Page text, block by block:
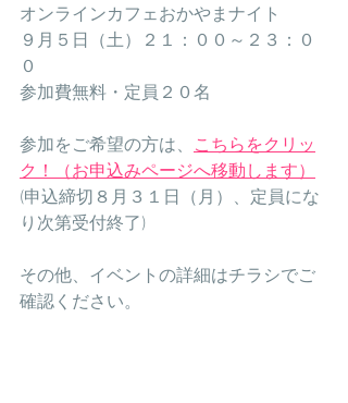
オンラインカフェおかやまナイト
９月５日（土）２１：００～２３：０
０
参加費無料・定員２０名
参加をご希望の方は、 こちらをクリッ
ク！（お申込みページへ移動します）
(申込締切８月３１日（月）、定員にな
り次第受付終了)
その他、イベントの詳細はチラシでご
確認ください。